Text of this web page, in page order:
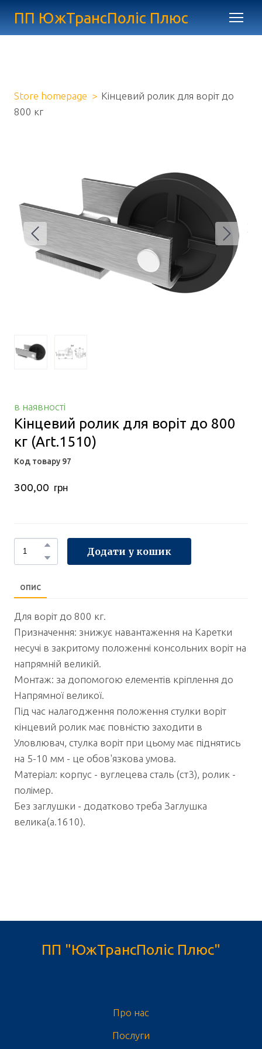
ПП ЮжТрансПоліс Плюс
Store homepage
Кінцевий ролик для воріт до
800 кг
в наявності
Кінцевий ролик для воріт до 800
кг (Art.1510)
Код товару 97
300,00  грн
Додати у кошик
ОПИС
Для воріт до 800 кг.
Призначення: знижує навантаження на Каретки
несучі в закритому положенні консольних воріт на
напрямній великій.
Монтаж: за допомогою елементів кріплення до
Напрямної великої.
Під час налагодження положення стулки воріт
кінцевий ролик має повністю заходити в
Уловлювач, стулка воріт при цьому має піднятись
на 5-10 мм - це обов'язкова умова.
Матеріал: корпус - вуглецева сталь (ст3), ролик -
полімер.
Без заглушки - додатково треба Заглушка
велика(а.1610).
ПП "ЮжТрансПоліс Плюс"
Про нас
Послуги